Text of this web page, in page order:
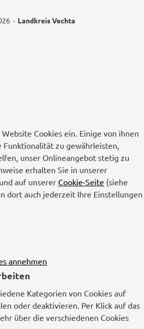
· Landkreis Vechta
Cookies ein. Einige von ihnen
Funktionalität zu gewährleisten,
unser Onlineangebot stetig zu
erhalten Sie in unserer
und auf unserer Cookie-Seite (siehe
dort auch jederzeit Ihre Einstellungen
annehmen
Kategorien von Cookies auf
oder deaktivieren. Per Klick auf das
über die verschiedenen Cookies